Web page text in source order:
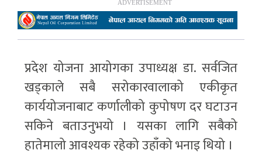
प्रदेश योजना आयोगका उपाध्यक्ष डा. सर्वजित
खड्काले सबै सरोकारवालाको एकीकृत
कार्ययोजनाबाट कर्णालीको कुपोषण दर घटाउन
सकिने बताउनुभयो । यसका लागि सबैको
हातेमालो आवश्यक रहेको उहाँको भनाइ थियो ।